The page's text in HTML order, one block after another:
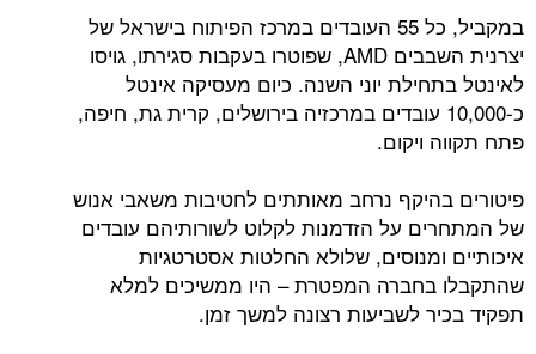
במקביל, כל 55 העובדים במרכז הפיתוח בישראל של
יצרנית השבבים AMD, שפוטרו בעקבות סגירתו, גויסו
יוני השנה. כיום מעסיקה אינטל
10,000 עובדים במרכזיה בירושלים, קרית גת, חיפה,
ויקום.
נרחב מאותתים לחטיבות משאבי אנוש
על הזדמנות לקלוט לשורותיהם עובדים
שלולא החלטות אסטרטגיות
המפטרת – היו ממשיכים למלא
לשביעות רצונה למשך זמן.